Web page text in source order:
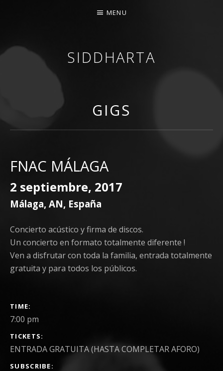
SIDDHARTA
BANDA DE ROCK MELÓDICO ESPAÑOLA
MENU
GIGS
FNAC MÁLAGA
2 septiembre, 2017
Málaga, AN, España
Concierto acústico y firma de discos.
Un concierto en formato totalmente diferente !
Ven a disfrutar con toda la familia, entrada totalmente
gratuita y para todos los públicos.
GIG DETAILS
TIME
7:00 pm
TICKETS
ENTRADA GRATUITA (HASTA COMPLETAR AFORO)
SUBSCRIBE